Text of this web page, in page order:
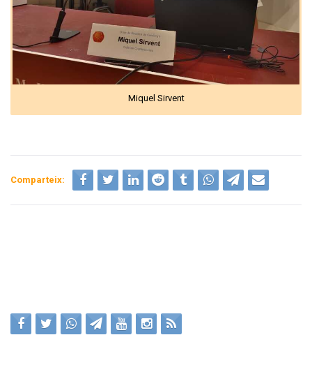
Miquel Sirvent
Comparteix: